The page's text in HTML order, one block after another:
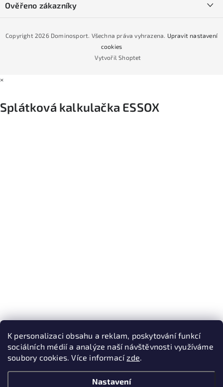
K personalizaci obsahu a reklam, poskytování funkcí
sociálních médií a analýze naší návštěvnosti využíváme
soubory cookies. Více informacízde.
Nastavení
Podmínky GDPR
Podmínky nákupu na splátky ESSOX
Naše prodejna
Ověřeno zákazníky
Vytvořil Shoptet
Copyright 2026 Dominosport. Všechna práva vyhrazena. Upravit nastavení
cookies
×
Splátková kalkulačka ESSOX